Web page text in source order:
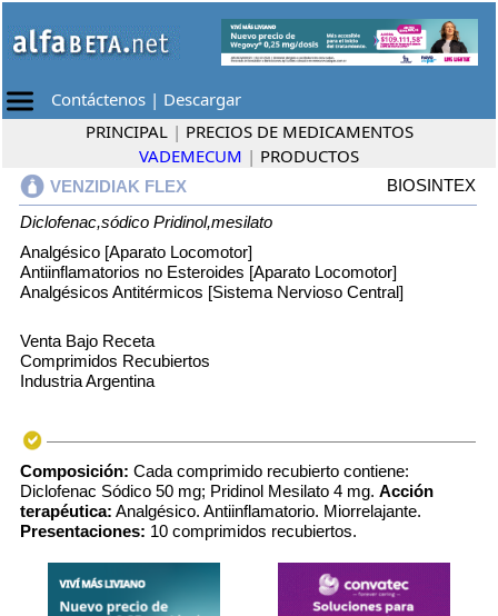
Contáctenos | Descargar
PRINCIPAL | PRECIOS DE MEDICAMENTOS
VADEMECUM | PRODUCTOS
VENZIDIAK FLEX
BIOSINTEX
Diclofenac,sódico Pridinol,mesilato
Analgésico [Aparato Locomotor]
Antiinflamatorios no Esteroides [Aparato Locomotor]
Analgésicos Antitérmicos [Sistema Nervioso Central]
Venta Bajo Receta
Comprimidos Recubiertos
Industria Argentina
Composición: Cada comprimido recubierto contiene:
Diclofenac Sódico 50 mg; Pridinol Mesilato 4 mg. Acción
terapéutica: Analgésico. Antiinflamatorio. Miorrelajante.
Presentaciones: 10 comprimidos recubiertos.